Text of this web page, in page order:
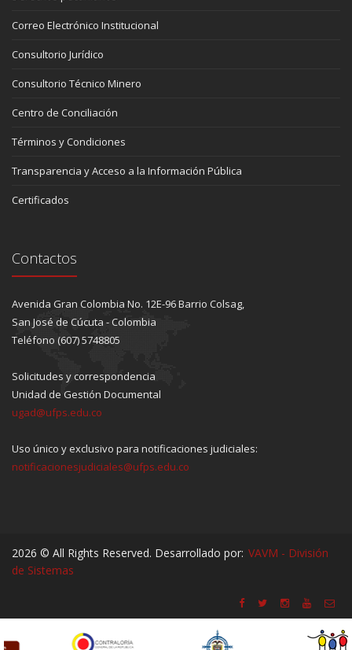
Correo Electrónico Institucional
Consultorio Jurídico
Consultorio Técnico Minero
Centro de Conciliación
Términos y Condiciones
Transparencia y Acceso a la Información Pública
Certificados
Contactos
Avenida Gran Colombia No. 12E-96 Barrio Colsag,
San José de Cúcuta - Colombia
Teléfono (607) 5748805
Solicitudes y correspondencia
Unidad de Gestión Documental
ugad@ufps.edu.co
Uso único y exclusivo para notificaciones judiciales:
notificacionesjudiciales@ufps.edu.co
2026 © All Rights Reserved. Desarrollado por: VAVM - División
de Sistemas